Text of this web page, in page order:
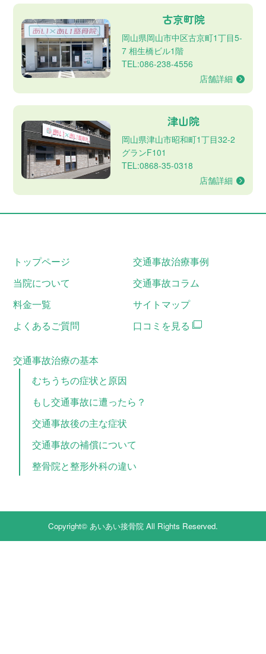
古京町院
岡山県岡山市中区古京町1丁目5-
7 相生橋ビル1階
TEL:086-238-4556
店舗詳細
津山院
岡山県津山市昭和町1丁目32-2
グランF101
TEL:0868-35-0318
店舗詳細
トップページ
当院について
料金一覧
よくあるご質問
交通事故治療事例
交通事故コラム
サイトマップ
口コミを見る
交通事故治療の基本
むちうちの症状と原因
もし交通事故に遭ったら？
交通事故後の主な症状
交通事故の補償について
整骨院と整形外科の違い
Copyright© あいあい接骨院 All Rights Reserved.